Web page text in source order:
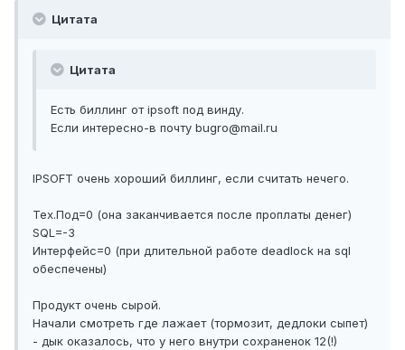
Цитата
Цитата
Есть биллинг от ipsoft под винду.
Если интересно-в почту bugro@mail.ru
IPSOFT очень хороший биллинг, если считать нечего.
Тех.Под=0 (она заканчивается после проплаты денег)
SQL=-3
Интерфейс=0 (при длительной работе deadlock на sql
обеспечены)
Продукт очень сырой.
Начали смотреть где лажает (тормозит, дедлоки сыпет)
- дык оказалось, что у него внутри сохраненок 12(!)